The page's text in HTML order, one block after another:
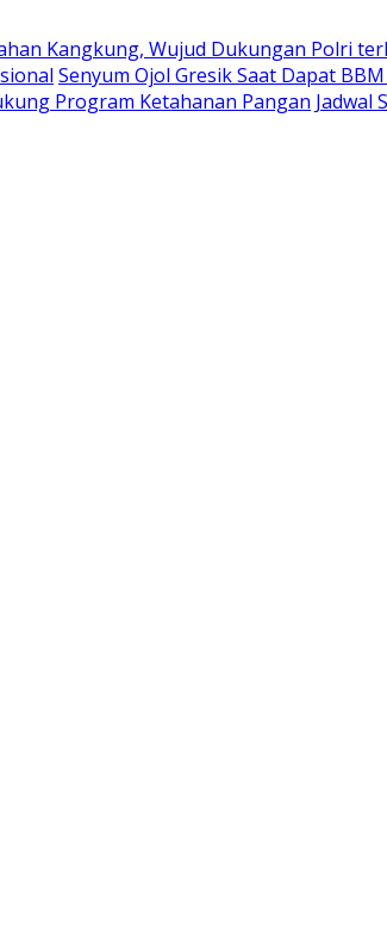
Kangkung, Wujud Dukungan Polri
Senyum Ojol Gresik Saat Dapat
Program Ketahanan Pangan Jadwal